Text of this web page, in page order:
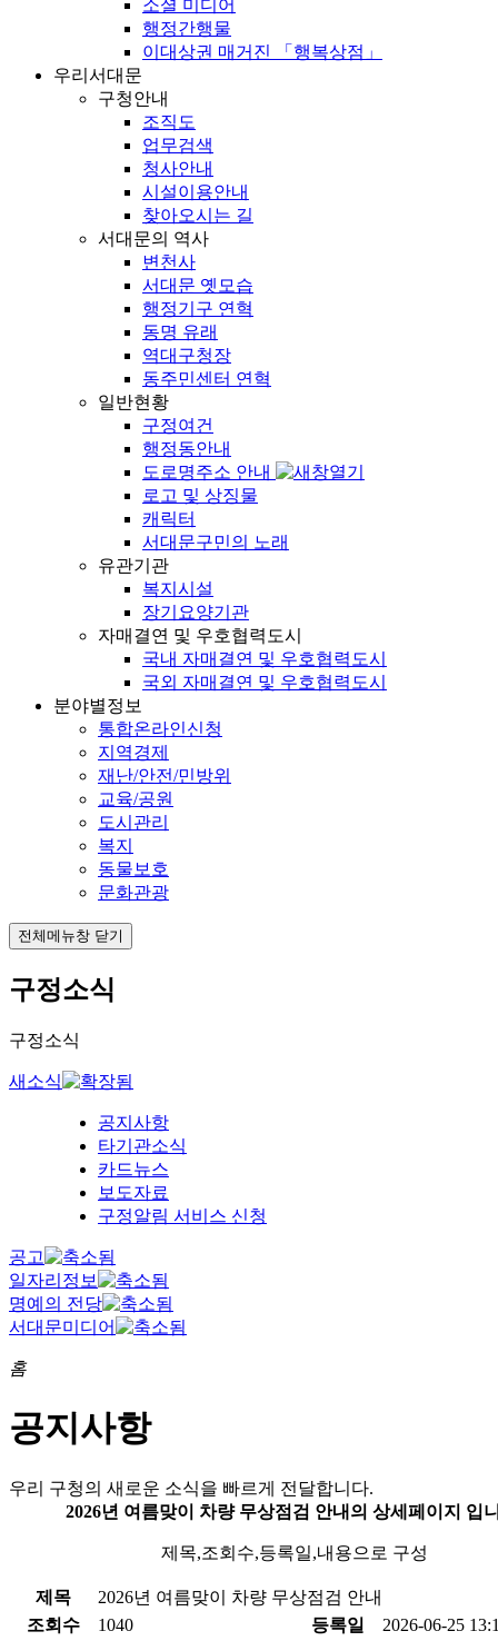
소셜 미디어
행정간행물
이대상권 매거진 「행복상점」
우리서대문
구청안내
조직도
업무검색
청사안내
시설이용안내
찾아오시는 길
서대문의 역사
변천사
서대문 옛모습
행정기구 연혁
동명 유래
역대구청장
동주민센터 연혁
일반현황
구정여건
행정동안내
도로명주소 안내
로고 및 상징물
캐릭터
서대문구민의 노래
유관기관
복지시설
장기요양기관
자매결연 및 우호협력도시
국내 자매결연 및 우호협력도시
국외 자매결연 및 우호협력도시
분야별정보
통합온라인신청
지역경제
재난/안전/민방위
교육/공원
도시관리
복지
동물보호
문화관광
전체메뉴창 닫기
구정소식
구정소식
새소식
공지사항
타기관소식
카드뉴스
보도자료
구정알림 서비스 신청
공고
일자리정보
명예의 전당
서대문미디어
홈
공지사항
우리 구청의 새로운 소식을 빠르게 전달합니다.
2026년 여름맞이 차량 무상점검 안내의 상세페이지 입
제목,조회수,등록일,내용으로 구성
제목
2026년 여름맞이 차량 무상점검 안내
조회수
1040 등록일
2026-06-25